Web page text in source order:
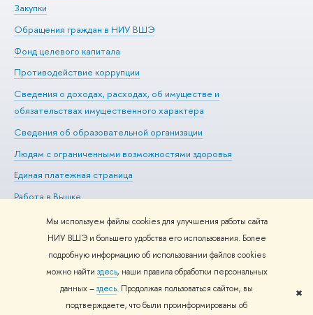
Мы используем файлы cookies для улучшения работы сайта
НИУ ВШЭ и большего удобства его использования. Более
подробную информацию об использовании файлов cookies
можно найти здесь, наши правила обработки персональных
данных –здесь. Продолжая пользоваться сайтом, вы
подтверждаете, что были проинформированы об
✖
Закупки
Обращения граждан в НИУ ВШЭ
Фонд целевого капитала
Противодействие коррупции
Сведения о доходах, расходах, об имуществе и
обязательствах имущественного характера
Сведения об образовательной организации
Людям с ограниченными возможностями здоровья
Единая платежная страница
Работа в Вышке
Редактору
© НИУ ВШЭ 1993–2026 Адреса и контакты Условия
использования материалов Политика конфиденциальности
Карта